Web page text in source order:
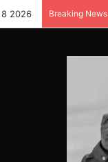
2026 Breaking News